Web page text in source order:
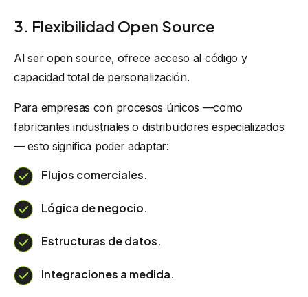
3. Flexibilidad Open Source
Al ser open source, ofrece acceso al código y
capacidad total de personalización.
Para empresas con procesos únicos —como
fabricantes industriales o distribuidores especializados
— esto significa poder adaptar:
Flujos comerciales.
Lógica de negocio.
Estructuras de datos.
Integraciones a medida.